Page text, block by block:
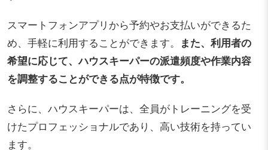
スマートフォンアプリから予約やお支払いができるた
め、手軽に利用することができます。 また、利用者の
希望に応じて、ハウスキーパーの派遣頻度や作業内容
を調整することができる点が特徴です。
さらに、ハウスキーパーは、全員がトレーニングを受
けたプロフェッショナルであり、高い技術を持ってい
ます。